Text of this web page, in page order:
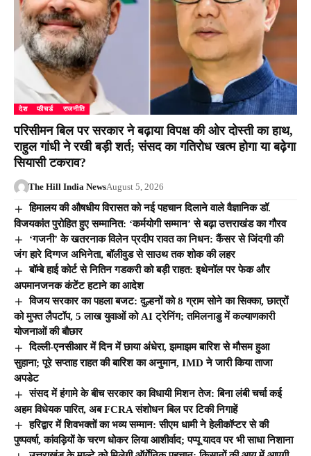
देश फीचर्ड राजनीति
परिसीमन बिल पर सरकार ने बढ़ाया विपक्ष की ओर दोस्ती का हाथ,
राहुल गांधी ने रखी बड़ी शर्त; संसद का गतिरोध खत्म होगा या बढ़ेगा
सियासी टकराव?
The Hill India NewsAugust 5, 2026
हिमालय की औषधीय विरासत को नई पहचान दिलाने वाले वैज्ञानिक डॉ.
विजयकांत पुरोहित हुए सम्मानित: ‘कर्मयोगी सम्मान’ से बढ़ा उत्तराखंड का गौरव
‘गजनी’ के खतरनाक विलेन प्रदीप रावत का निधन: कैंसर से जिंदगी की
जंग हारे दिग्गज अभिनेता, बॉलीवुड से साउथ तक शोक की लहर
बॉम्बे हाई कोर्ट से नितिन गडकरी को बड़ी राहत: इथेनॉल पर फेक और
अपमानजनक कंटेंट हटाने का आदेश
विजय सरकार का पहला बजट: दुल्हनों को 8 ग्राम सोने का सिक्का, छात्रों
को मुफ्त लैपटॉप, 5 लाख युवाओं को AI ट्रेनिंग; तमिलनाडु में कल्याणकारी
योजनाओं की बौछार
दिल्ली-एनसीआर में दिन में छाया अंधेरा, झमाझम बारिश से मौसम हुआ
सुहाना; पूरे सप्ताह राहत की बारिश का अनुमान, IMD ने जारी किया ताजा
अपडेट
संसद में हंगामे के बीच सरकार का विधायी मिशन तेज: बिना लंबी चर्चा कई
अहम विधेयक पारित, अब FCRA संशोधन बिल पर टिकी निगाहें
हरिद्वार में शिवभक्तों का भव्य सम्मान: सीएम धामी ने हेलीकॉप्टर से की
पुष्पवर्षा, कांवड़ियों के चरण धोकर लिया आशीर्वाद; पप्पू यादव पर भी साधा निशाना